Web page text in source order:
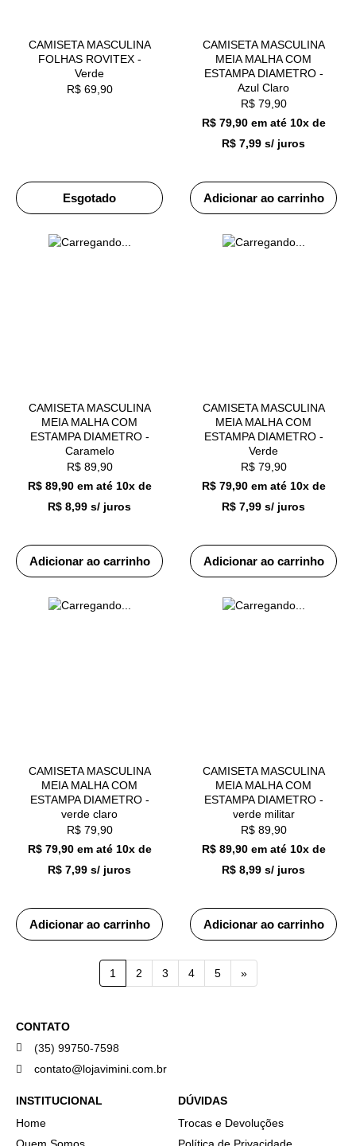
CAMISETA MASCULINA
FOLHAS ROVITEX -
Verde
R$ 69,90
Esgotado
CAMISETA MASCULINA
MEIA MALHA COM
ESTAMPA DIAMETRO -
Azul Claro
R$ 79,90
R$ 79,90 em até10x de
R$ 7,99 s/ juros
Adicionar ao carrinho
CAMISETA MASCULINA
MEIA MALHA COM
ESTAMPA DIAMETRO -
Caramelo
R$ 89,90
R$ 89,90 em até10x de
R$ 8,99 s/ juros
Adicionar ao carrinho
CAMISETA MASCULINA
MEIA MALHA COM
ESTAMPA DIAMETRO -
Verde
R$ 79,90
R$ 79,90 em até10x de
R$ 7,99 s/ juros
Adicionar ao carrinho
CAMISETA MASCULINA
MEIA MALHA COM
ESTAMPA DIAMETRO -
verde claro
R$ 79,90
R$ 79,90 em até10x de
R$ 7,99 s/ juros
Adicionar ao carrinho
CAMISETA MASCULINA
MEIA MALHA COM
ESTAMPA DIAMETRO -
verde militar
R$ 89,90
R$ 89,90 em até10x de
R$ 8,99 s/ juros
Adicionar ao carrinho
1 2 3 4 5 »
CONTATO
(35) 99750-7598
contato@lojavimini.com.br
INSTITUCIONAL
Home
DÚVIDAS
Trocas e Devoluções